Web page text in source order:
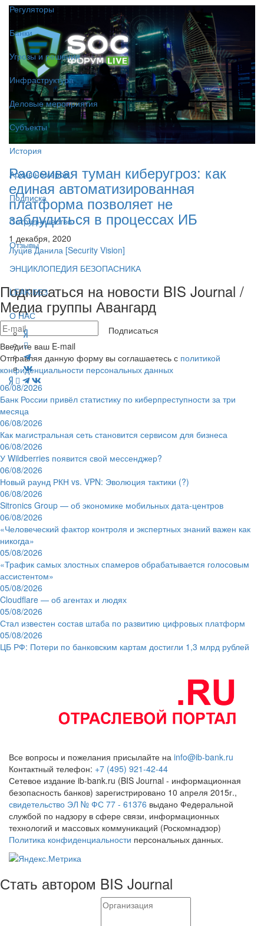
Регуляторы
Банки
Угрозы и решения
Инфраструктура
Деловые мероприятия
Субъекты
История
Архив номеров
Подписка
Сотрудничество
Отзывы
ЭНЦИКЛОПЕДИЯ БЕЗОПАСНИКА
LEAK-БЕЗ
О НАС
Рассеивая туман киберугроз: как
единая автоматизированная
платформа позволяет не
заблудиться в процессах ИБ
1 декабря, 2020
Луцив Данила [Security Vision]
Подписаться на новости BIS Journal /
Медиа группы Авангард
Подписаться
Введите ваш E-mail
Отправляя данную форму вы соглашаетесь с политикой
конфиденциальности персональных данных
06/08/2026
Банк России привёл статистику по киберпреступности за три
месяца
06/08/2026
Как магистральная сеть становится сервисом для бизнеса
06/08/2026
У Wildberries появится свой мессенджер?
06/08/2026
Новый раунд РКН vs. VPN: Эволюция тактики (?)
06/08/2026
Sitronics Group — об экономике мобильных дата-центров
06/08/2026
«Человеческий фактор контроля и экспертных знаний важен как
никогда»
05/08/2026
«Трафик самых злостных спамеров обрабатывается голосовым
ассистентом»
05/08/2026
Cloudflare — об агентах и людях
05/08/2026
Стал известен состав штаба по развитию цифровых платформ
05/08/2026
ЦБ РФ: Потери по банковским картам достигли 1,3 млрд рублей
Все вопросы и пожелания присылайте на info@ib-bank.ru
Контактный телефон: +7 (495) 921-42-44
Сетевое издание ib-bank.ru (BIS Journal - информационная
безопасность банков) зарегистрировано 10 апреля 2015г.,
свидетельство ЭЛ № ФС 77 - 61376 выдано Федеральной
службой по надзору в сфере связи, информационных
технологий и массовых коммуникаций (Роскомнадзор)
Политика конфиденциальности персональных данных.
Стать автором BIS Journal